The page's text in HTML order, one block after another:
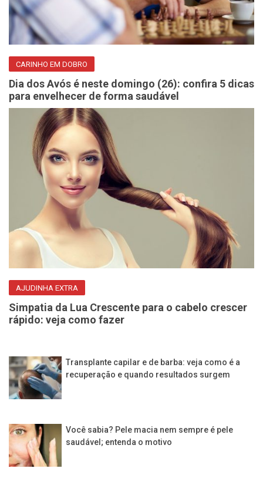
CARINHO EM DOBRO
Dia dos Avós é neste domingo (26): confira 5 dicas
para envelhecer de forma saudável
AJUDINHA EXTRA
Simpatia da Lua Crescente para o cabelo crescer
rápido: veja como fazer
Transplante capilar e de barba: veja como é a
recuperação e quando resultados surgem
Você sabia? Pele macia nem sempre é pele
saudável; entenda o motivo